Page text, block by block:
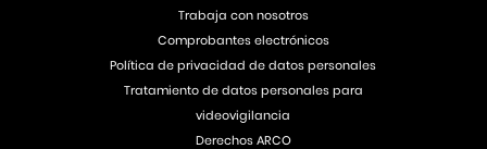
Trabaja con nosotros
Comprobantes electrónicos
Política de privacidad de datos personales
Tratamiento de datos personales para
videovigilancia
Derechos ARCO